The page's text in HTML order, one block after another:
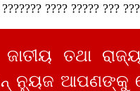
???? ????? ???
ତଥା
ନ୍ୟୁଜ ଆପଣଙ୍କୁ